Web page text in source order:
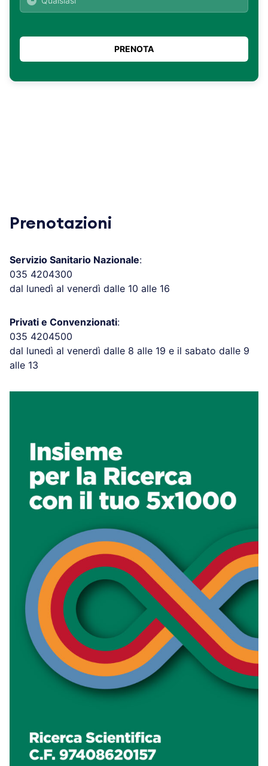
Prenotazioni
Servizio Sanitario Nazionale:
035 4204300
dal lunedì al venerdì dalle 10 alle 16
Privati e Convenzionati:
035 4204500
dal lunedì al venerdì dalle 8 alle 19 e il sabato dalle 9
alle 13